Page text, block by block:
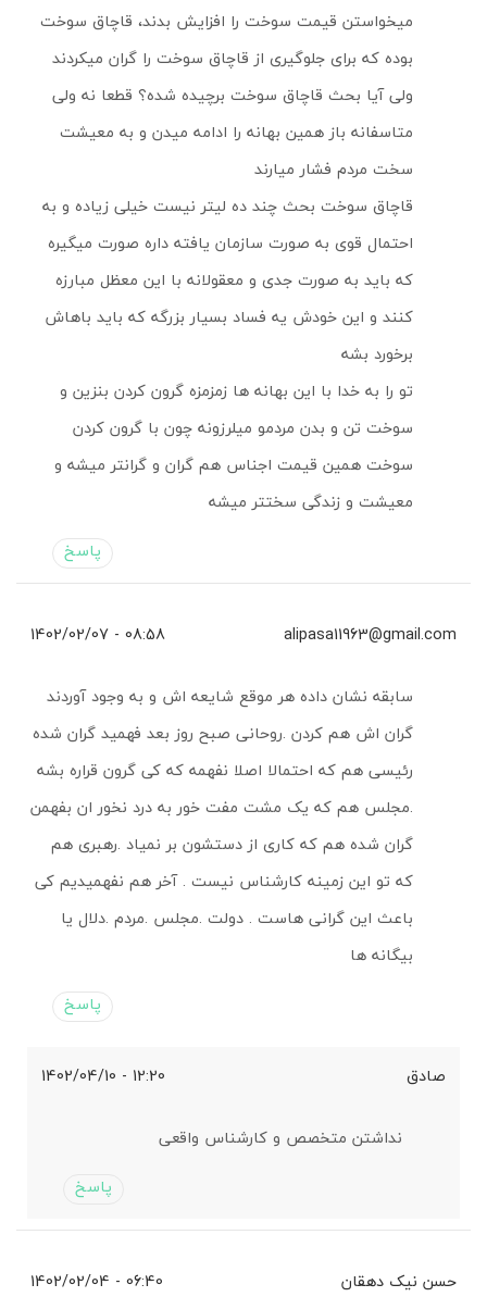
میخواستن قیمت سوخت را افزایش بدند، قاچاق سوخت
بوده که برای جلوگیری از قاچاق سوخت را گران میکردند
ولی آیا بحث قاچاق سوخت برچیده شده؟ قطعا نه ولی
متاسفانه باز همین بهانه را ادامه میدن و به معیشت
سخت مردم فشار میارند
قاچاق سوخت بحث چند ده لیتر نیست خیلی زیاده و به
احتمال قوی به صورت سازمان یافته داره صورت میگیره
که باید به صورت جدی و معقولانه با این معظل مبارزه
کنند و این خودش یه فساد بسیار بزرگه که باید باهاش
برخورد بشه
تو را به خدا با این بهانه ها زمزمزه گرون کردن بنزین و
سوخت تن و بدن مردمو میلرزونه چون با گرون کردن
سوخت همین قیمت اجناس هم گران و گرانتر میشه و
معیشت و زندگی سختتر میشه
پاسخ
alipasa11963@gmail.com
08:58 - 1402/02/07
سابقه نشان داده هر موقع شایعه اش و به وجود آوردند
گران اش هم کردن .روحانی صبح روز بعد فهمید گران شده
رئیسی هم که احتمالا اصلا نفهمه که کی گرون قراره بشه
.مجلس هم که یک مشت مفت خور به درد نخور ان بفهمن
گران شده هم که کاری از دستشون بر نمیاد .رهبری هم
که تو این زمینه کارشناس نیست . آخر هم نفهمیدیم کی
باعث این گرانی هاست . دولت .مجلس .مردم .دلال یا
بیگانه ها
پاسخ
صادق 12:20 - 1402/04/10
نداشتن متخصص و کارشناس واقعی
پاسخ
حسن نیک دهقان 06:40 - 1402/02/04